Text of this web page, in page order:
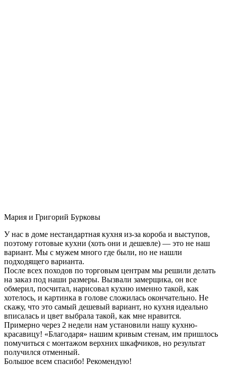
Мария и Григорий Бурковы
У нас в доме нестандартная кухня из-за короба и выступов,
поэтому готовые кухни (хоть они и дешевле) — это не наш
вариант. Мы с мужем много где были, но не нашли
подходящего варианта.
После всех походов по торговым центрам мы решили делать
на заказ под наши размеры. Вызвали замерщика, он все
обмерил, посчитал, нарисовал кухню именно такой, как
хотелось, и картинка в голове сложилась окончательно. Не
скажу, что это самый дешевый вариант, но кухня идеально
вписалась и цвет выбрала такой, как мне нравится.
Примерно через 2 недели нам установили нашу кухню-
красавицу! «Благодаря» нашим кривым стенам, им пришлось
помучиться с монтажом верхних шкафчиков, но результат
получился отменный.
Большое всем спасибо! Рекомендую!